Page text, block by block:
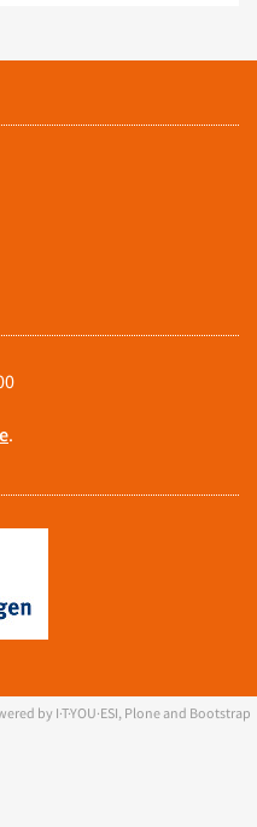
.
by I·T·YOU·ESI, Plone and Bootstrap